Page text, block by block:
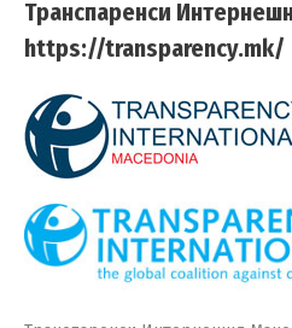
Транспаренси
https://transparency.mk/